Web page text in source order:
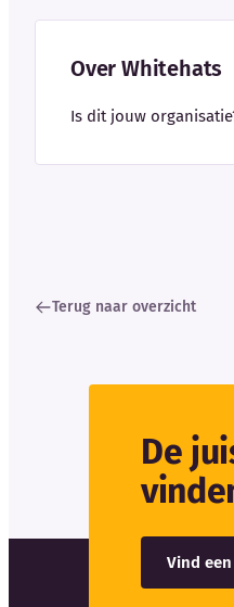
Over Whitehats
Is dit jouw
Terug naar overzicht
De
Vind